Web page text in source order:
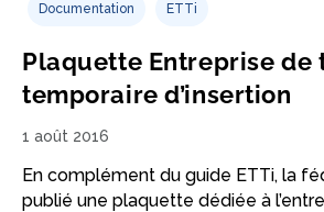
Documentation ETTi
Plaquette Entreprise de
temporaire d’insertion
1 août 2016
En complément du guide ETTi, la
publié une plaquette dédiée à